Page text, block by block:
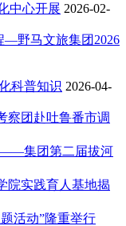
中心开展 2026-02-
—野马文旅集团2026
科普知识 2026-04-
察团赴吐鲁番市调
——集团第二届拔河
院实践育人基地揭
活动”隆重举行